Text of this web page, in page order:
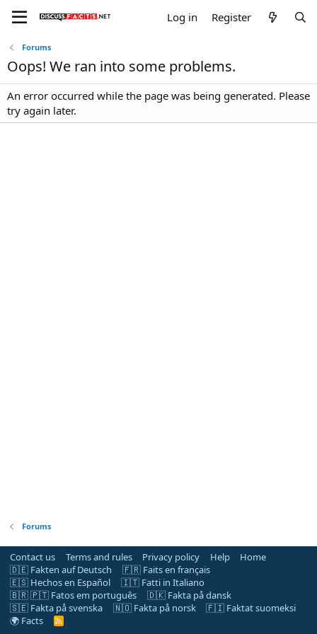
Log in Register
Forums
Oops! We ran into some problems.
An error occurred while the page was being generated. Please
try again later.
Forums
Contact us Terms and rules Privacy policy Help
Home
🇩🇪 Fakten auf Deutsch
🇫🇷 Faits en français
🇪🇸 Hechos en Español
🇮🇹 Fatti in Italiano
🇧🇷 🇵🇹 Fatos em português
🇩🇰 Fakta på dansk
🇸🇪 Fakta på svenska
🇳🇴 Fakta på norsk
🇫🇮 Faktat suomeksi
🌍 Facts
R